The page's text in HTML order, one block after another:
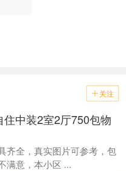
 关注
中装2室2厅750包物
齐全，真实图片可参考，包
满意，本小区 ...